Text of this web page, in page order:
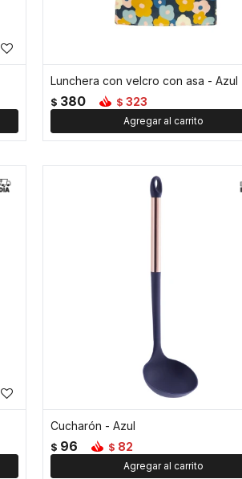
Lunchera con velcro con asa - Azul
$ 380 $ 323
Cucharón - Azul
$ 96 $ 82